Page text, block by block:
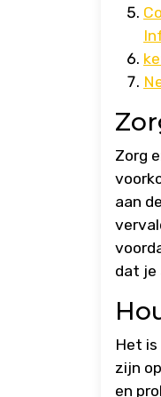
Zorg
aan
dat je
Het
zijn
en